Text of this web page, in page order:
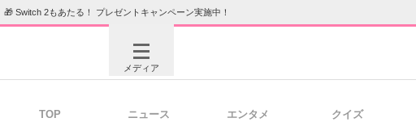
🎁 Switch 2もあたる！ プレゼントキャンペーン実施中！
メディア
TOP ニュース エンタメ クイズ